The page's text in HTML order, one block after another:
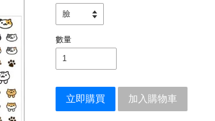
數量
立即購買 加入購物車